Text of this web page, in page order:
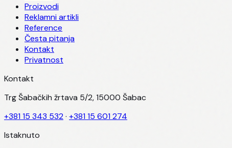
Proizvodi
Reklamni artikli
Reference
Česta pitanja
Kontakt
Privatnost
Kontakt
Trg Šabačkih žrtava 5/2, 15000 Šabac
+381 15 343 532· +381 15 601 274
Istaknuto